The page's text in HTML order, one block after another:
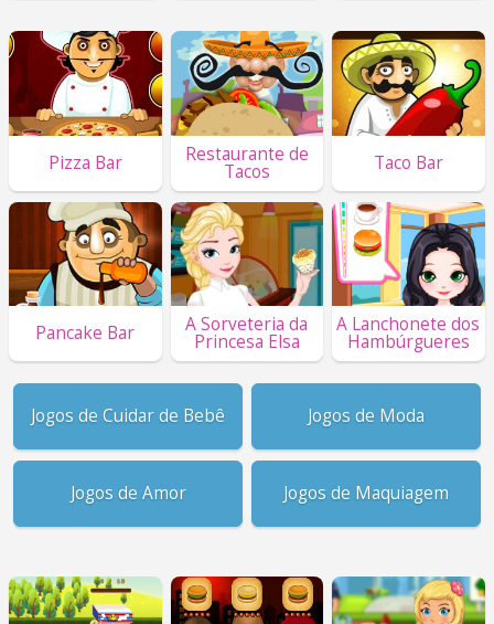
Pizza Bar Restaurante de
Tacos Taco Bar
Pancake Bar A Sorveteria da
Princesa Elsa
A Lanchonete dos
Hambúrgueres
Jogos de Cuidar de Bebê Jogos de Moda
Jogos de Amor Jogos de Maquiagem